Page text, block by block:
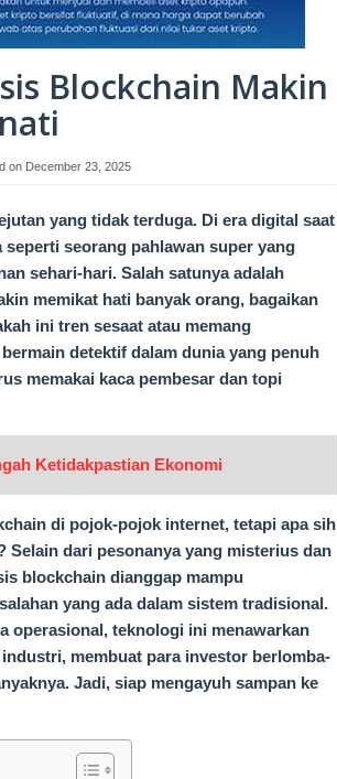
Blockchain Makin
on December 23, 2025
yang tidak terduga. Di era digital saat
seorang pahlawan super yang
sehari-hari. Salah satunya adalah
memikat hati banyak orang, bagaikan
ini tren sesaat atau memang
detektif dalam dunia yang penuh
memakai kaca pembesar dan topi
Ketidakpastian Ekonomi
di pojok-pojok internet, tetapi apa sih
Selain dari pesonanya yang misterius dan
blockchain dianggap mampu
yang ada dalam sistem tradisional.
operasional, teknologi ini menawarkan
membuat para investor berlomba-
Jadi, siap mengayuh sampan ke